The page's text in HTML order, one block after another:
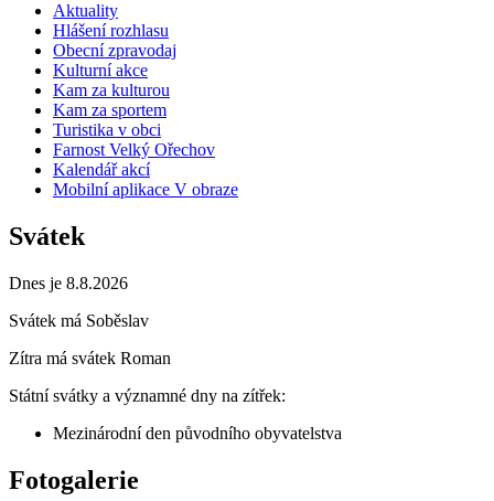
Aktuality
Hlášení rozhlasu
Obecní zpravodaj
Kulturní akce
Kam za kulturou
Kam za sportem
Turistika v obci
Farnost Velký Ořechov
Kalendář akcí
Mobilní aplikace V obraze
Svátek
Dnes je 8.8.2026
Svátek má Soběslav
Zítra má svátek Roman
Státní svátky a významné dny na zítřek:
Mezinárodní den původního obyvatelstva
Fotogalerie